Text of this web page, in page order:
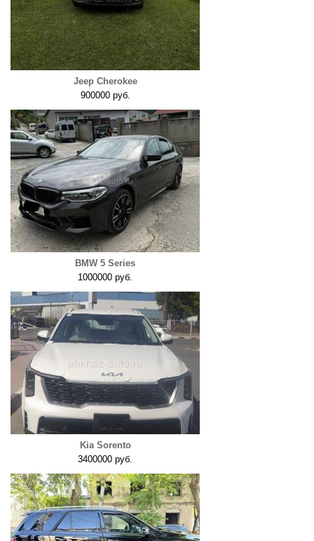
Jeep Cherokee
900000 руб.
BMW 5 Series
1000000 руб.
Kia Sorento
3400000 руб.